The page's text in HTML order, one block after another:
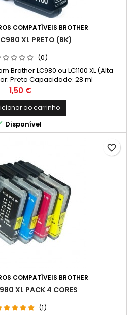
COMPATÍVEIS BROTHER
XL PRETO (BK)
(0)
Brother LC980 ou LC1100 XL (Alta
Preto Capacidade: 28 ml
Preço
1,50 €
ao carrinho
Disponível
COMPATÍVEIS BROTHER
XL PACK 4 CORES
(1)
favorite_border